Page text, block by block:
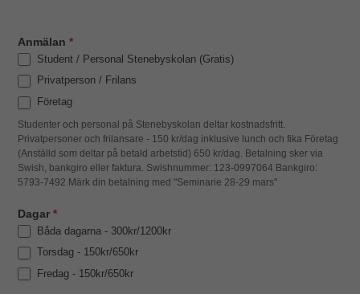
Anmälan*
Student / Personal Stenebyskolan (Gratis)
Privatperson / Frilans
Företag
Studenter och personal på Stenebyskolan deltar kostnadsfritt.
Privatpersoner och frilansare - 150 kr/dag inklusive lunch och fika Företag
(Anställd som deltar på betald arbetstid) 650 kr/dag. Betalning sker via
Swish, bankgiro eller faktura. Swishnummer: 123-0997064 Bankgiro:
5793-7492 Märk din betalning med "Seminarie 28-29 mars"
Dagar*
Båda dagarna - 300kr/1200kr
Torsdag - 150kr/650kr
Fredag - 150kr/650kr
från
Marknadsföring
Genom att dela